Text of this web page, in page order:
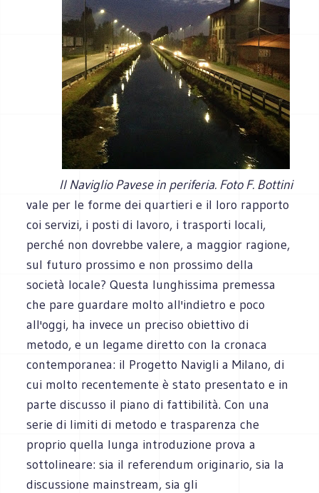
Il Naviglio Pavese in periferia. Foto F. Bottini
vale per le forme dei quartieri e il loro rapporto
coi servizi, i posti di lavoro, i trasporti locali,
perché non dovrebbe valere, a maggior ragione,
sul futuro prossimo e non prossimo della
società locale? Questa lunghissima premessa
che pare guardare molto all'indietro e poco
all'oggi, ha invece un preciso obiettivo di
metodo, e un legame diretto con la cronaca
contemporanea: il Progetto Navigli a Milano, di
cui molto recentemente è stato presentato e in
parte discusso il piano di fattibilità. Con una
serie di limiti di metodo e trasparenza che
proprio quella lunga introduzione prova a
sottolineare: sia il referendum originario, sia la
discussione mainstream, sia gli